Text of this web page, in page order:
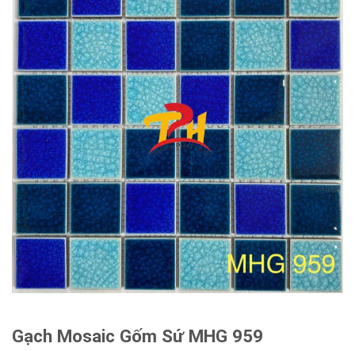
Gạch Mosaic Gốm Sứ MHG 959